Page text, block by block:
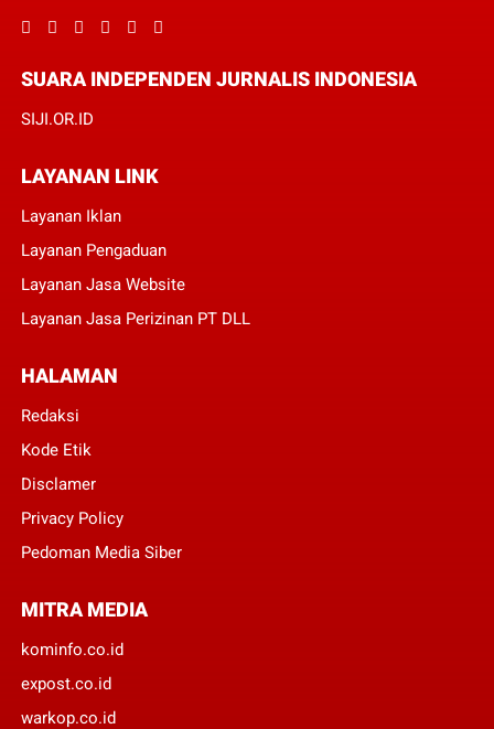
SUARA INDEPENDEN JURNALIS INDONESIA
SIJI.OR.ID
LAYANAN LINK
Layanan Iklan
Layanan Pengaduan
Layanan Jasa Website
Layanan Jasa Perizinan PT DLL
HALAMAN
Redaksi
Kode Etik
Disclamer
Privacy Policy
Pedoman Media Siber
MITRA MEDIA
kominfo.co.id
expost.co.id
warkop.co.id